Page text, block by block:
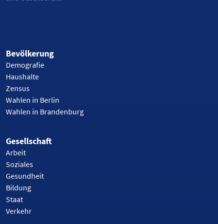
Bevölkerung
Demografie
Haushalte
Zensus
Wahlen in Berlin
Wahlen in Brandenburg
Gesellschaft
Arbeit
Soziales
Gesundheit
Bildung
Staat
Verkehr